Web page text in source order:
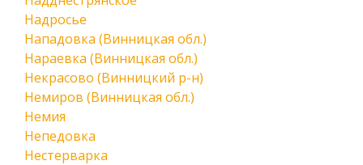
Надросье
Нападовка (Винницкая обл.)
Нараевка (Винницкая обл.)
Некрасово (Винницкий р-н)
Немиров (Винницкая обл.)
Немия
Непедовка
Нестерварка